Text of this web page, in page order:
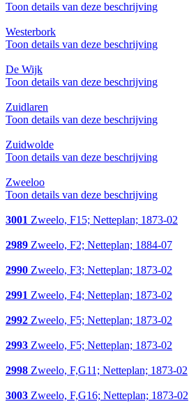
Toon details van deze beschrijving
Westerbork
Toon details van deze beschrijving
De Wijk
Toon details van deze beschrijving
Zuidlaren
Toon details van deze beschrijving
Zuidwolde
Toon details van deze beschrijving
Zweeloo
Toon details van deze beschrijving
3001 Zweelo, F15; Netteplan; 1873-02
2989 Zweelo, F2; Netteplan; 1884-07
2990 Zweelo, F3; Netteplan; 1873-02
2991 Zweelo, F4; Netteplan; 1873-02
2992 Zweelo, F5; Netteplan; 1873-02
2993 Zweelo, F5; Netteplan; 1873-02
2998 Zweelo, F,G11; Netteplan; 1873-02
3003 Zweelo, F,G16; Netteplan; 1873-02